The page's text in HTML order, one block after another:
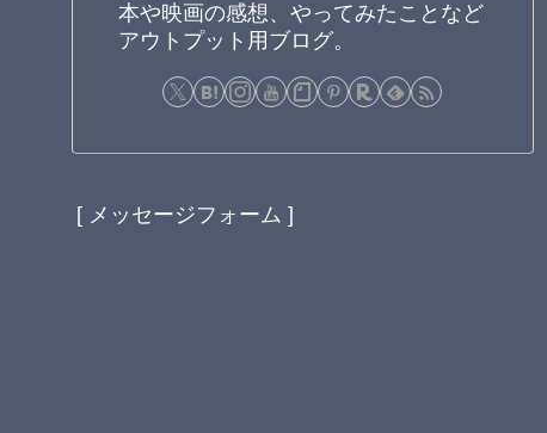
本や映画の感想、やってみたことなど
アウトプット用ブログ。
[ メッセージフォーム ]